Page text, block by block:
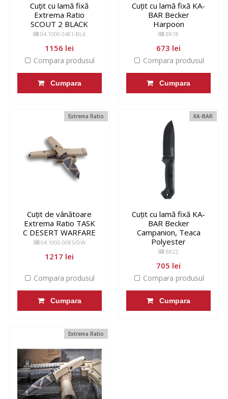
Cuțit cu lamă fixă
Extrema Ratio
SCOUT 2 BLACK
04.1000.0481/BLK
1156 lei
Compara produsul
Cumpara
Cuțit cu lamă fixă KA-
BAR Becker
Harpoon
BK18
673 lei
Compara produsul
Cumpara
Extrema Ratio
Cuțit de vânătoare
Extrema Ratio TASK
C DESERT WARFARE
04.1000.0085/DW
1217 lei
Compara produsul
Cumpara
KA-BAR
Cuțit cu lamă fixă KA-
BAR Becker
Campanion, Teaca
Polyester
BK22
705 lei
Compara produsul
Cumpara
Extrema Ratio